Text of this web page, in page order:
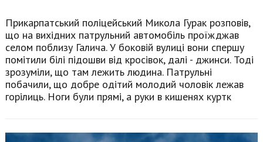
Прикарпатський поліцейський Микола Гурак розповів,
що на вихідних патрульний автомобіль проїжджав
селом поблизу Галича. У боковій вулиці вони спершу
помітили білі підошви від кросівок, далі - джинси. Тоді
зрозуміли, що там лежить людина. Патрульні
побачили, що добре одітий молодий чоловік лежав
горілиць. Ноги були прямі, а руки в кишенях куртк